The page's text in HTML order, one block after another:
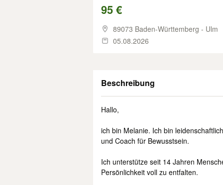
95 €
89073 Baden-Württemberg - Ulm
05.08.2026
Beschreibung
Hallo,
ich bin Melanie. Ich bin
und Coach für Bewusstsein.
Ich unterstütze seit 14 Jahren
Persönlichkeit voll zu entfalten.